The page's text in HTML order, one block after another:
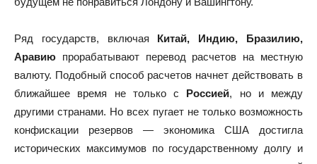
Ряд государств, включая Китай, Индию, Бразилию,
Аравию прорабатывают перевод расчетов на местную
валюту. Подобный способ расчетов начнет действовать в
ближайшее время не только с Россией, но и между
другими странами. Но всех пугает не только возможность
конфискации резервов — экономика США достигла
исторических максимумов по государственному долгу и